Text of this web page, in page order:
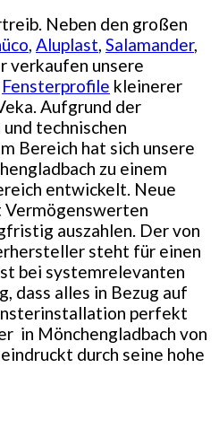
Neben den großen
, Aluplast, Salamander,
verkaufen unsere
Fensterprofile kleinerer
Aufgrund der
technischen
Bereich hat sich unsere
zu einem
entwickelt. Neue
Vermögenswerten
auszahlen. Der von
steht für einen
bei systemrelevanten
dass alles in Bezug auf
perfekt
in Mönchengladbach von
durch seine hohe